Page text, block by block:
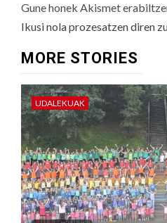
Gune honek Akismet
Ikusi nola prozesatzen diren
MORE STORIES
UDALEKUAK